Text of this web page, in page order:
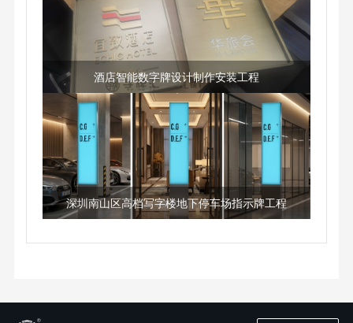
酒店智能数字牌设计制作安装工程
深圳南山区高档写字楼地下停车场指示牌工程